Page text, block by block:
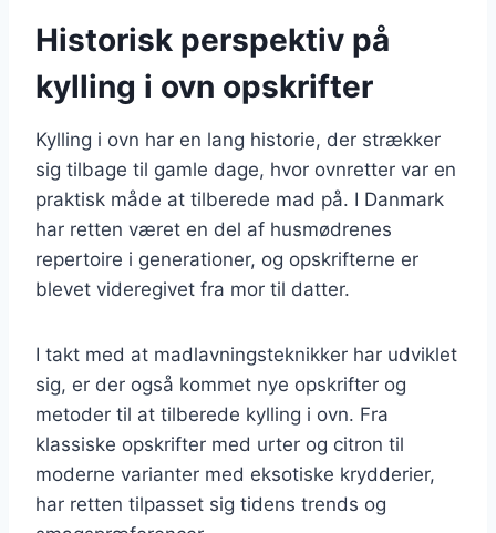
Historisk perspektiv på
kylling i ovn opskrifter
Kylling i ovn har en lang historie, der strækker
sig tilbage til gamle dage, hvor ovnretter var en
praktisk måde at tilberede mad på. I Danmark
har retten været en del af husmødrenes
repertoire i generationer, og opskrifterne er
blevet videregivet fra mor til datter.
I takt med at madlavningsteknikker har udviklet
sig, er der også kommet nye opskrifter og
metoder til at tilberede kylling i ovn. Fra
klassiske opskrifter med urter og citron til
moderne varianter med eksotiske krydderier,
har retten tilpasset sig tidens trends og